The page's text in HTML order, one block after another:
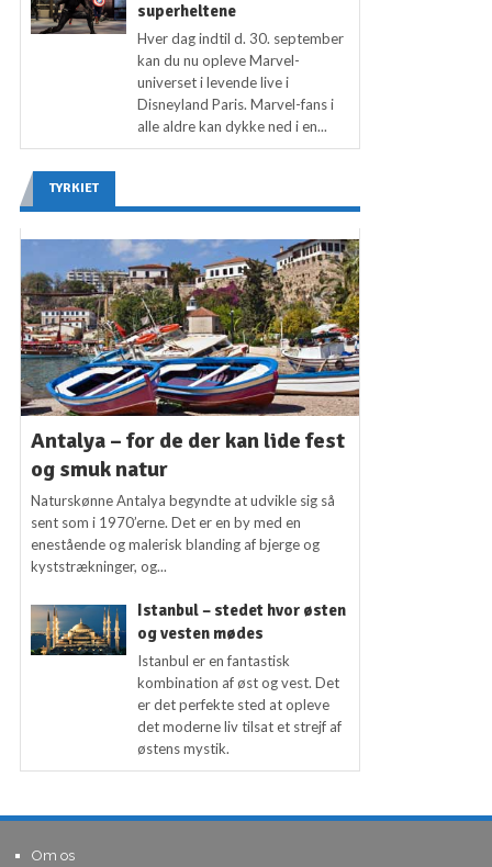
superheltene
Hver dag indtil d. 30. september
kan du nu opleve Marvel-
universet i levende live i
Disneyland Paris. Marvel-fans i
alle aldre kan dykke ned i en...
TYRKIET
Antalya – for de der kan lide fest
og smuk natur
Naturskønne Antalya begyndte at udvikle sig så
sent som i 1970’erne. Det er en by med en
enestående og malerisk blanding af bjerge og
kyststrækninger, og...
Istanbul – stedet hvor østen
og vesten mødes
Istanbul er en fantastisk
kombination af øst og vest. Det
er det perfekte sted at opleve
det moderne liv tilsat et strejf af
østens mystik.
Om os